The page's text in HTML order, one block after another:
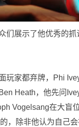
们展示了他优秀的
玩家都弃牌，Phi
Heath，他先问
Vogelsang在大盲
，除非他认为自己